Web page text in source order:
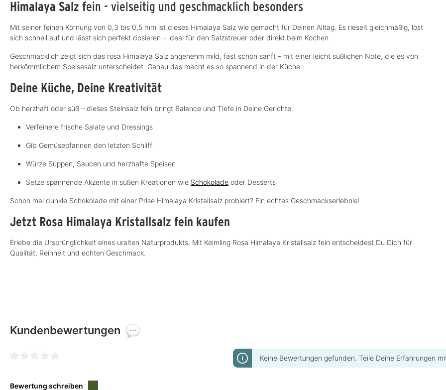
Himalaya Salz fein - vielseitig und geschmacklich besonders
Mit seiner feinen Körnung von 0,3 bis 0,5 mm ist dieses Himalaya Salz wie gemacht für Deinen Alltag. Es rieselt gleichmäßig, löst
sich schnell auf und lässt sich perfekt dosieren – ideal für den Salzstreuer oder direkt beim Kochen.
Geschmacklich zeigt sich das rosa Himalaya Salz angenehm mild, fast schon sanft – mit einer leicht süßlichen Note, die es von
herkömmlichem Speisesalz unterscheidet. Genau das macht es so spannend in der Küche.
Deine Küche, Deine Kreativität
Ob herzhaft oder süß – dieses Steinsalz fein bringt Balance und Tiefe in Deine Gerichte:
Verfeinere frische Salate und Dressings
Gib Gemüsepfannen den letzten Schliff
Würze Suppen, Saucen und herzhafte Speisen
Setze spannende Akzente in süßen Kreationen wie Schokolade oder Desserts
Schon mal dunkle Schokolade mit einer Prise Himalaya Kristallsalz probiert? Ein echtes Geschmackserlebnis!
Jetzt Rosa Himalaya Kristallsalz fein kaufen
Erlebe die Ursprünglichkeit eines uralten Naturprodukts. Mit Keimling Rosa Himalaya Kristallsalz fein entscheidest Du Dich für
Qualität, Reinheit und echten Geschmack.
Kundenbewertungen
Bewertung schreiben
Keine Bewertungen gefunden. Teile Deine Erfahrungen